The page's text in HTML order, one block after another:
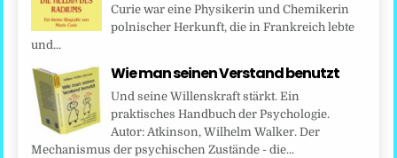
Curie war eine Physikerin und Chemikerin
polnischer Herkunft, die in Frankreich lebte
und...
Wie man seinen Verstand benutzt
Und seine Willenskraft stärkt. Ein
praktisches Handbuch der Psychologie.
Autor: Atkinson, Wilhelm Walker. Der
Mechanismus der psychischen Zustände - die...